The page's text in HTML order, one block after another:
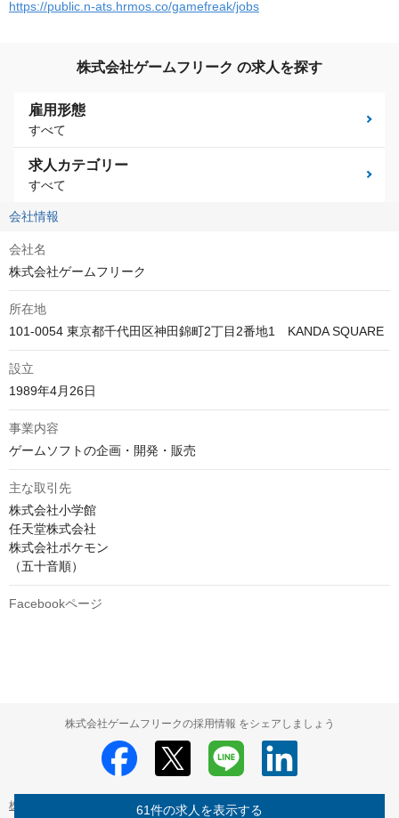
https://public.n-ats.hrmos.co/gamefreak/jobs
株式会社ゲームフリーク の求人を探す
雇用形態
すべて
求人カテゴリー
すべて
61件の求人を表示する
会社情報
会社名
株式会社ゲームフリーク
所在地
101-0054 東京都千代田区神田錦町2丁目2番地1　KANDA SQUARE
設立
1989年4月26日
事業内容
ゲームソフトの企画・開発・販売
主な取引先
株式会社小学館
任天堂株式会社
株式会社ポケモン
（五十音順）
Facebookページ
株式会社ゲームフリークの採用情報 をシェアしましょう
株式会社ゲームフリーク 株式会社ゲームフリーク の採用情報